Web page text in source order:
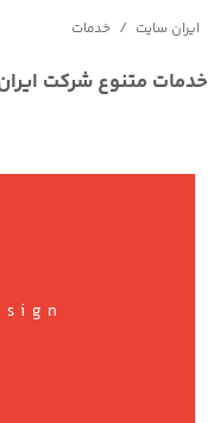
ایران سایت / خدمات
خدمات متنوع شرکت